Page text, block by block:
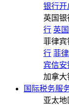
银行开
英国银
行 英
菲律宾
行 菲
宾信安
加拿大
国际税务服
亚太